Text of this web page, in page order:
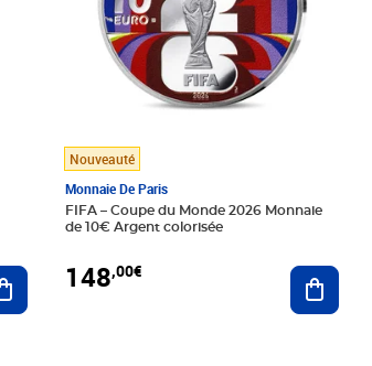
Ajouter au panier
Nouveauté
Monnaie De Paris
FIFA – Coupe du Monde 2026 Monnaie
de 10€ Argent colorisée
148,00€